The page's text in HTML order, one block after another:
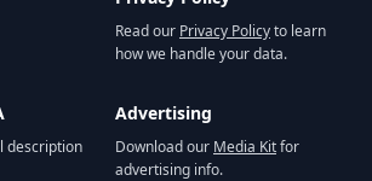
Read our Privacy Policyto learn
how we handle your data.
description
Advertising
Download our Media Kitfor
advertising info.